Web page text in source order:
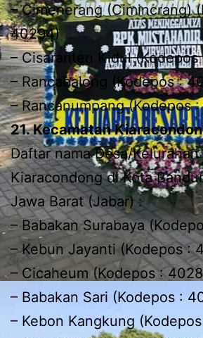
– Cimenerang (Cimincrang)
40294)
– Cisaranten Kidul
– Rancabalong (Kodepos :
– Rancanumpang (Kodepos
21. Kecamatan
Daftar nama Desa/
Kiaracondong di Kota
Jawa Barat (Jabar) :
– Babakan Surabaya
– Kebun Jayanti (Kodepos :
– Cicaheum (Kodepos :
– Babakan Sari (Kodepos :
– Kebon Kangkung